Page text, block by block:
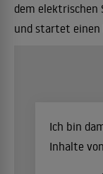
dem
und startet einen
Ich bin
Inhalte